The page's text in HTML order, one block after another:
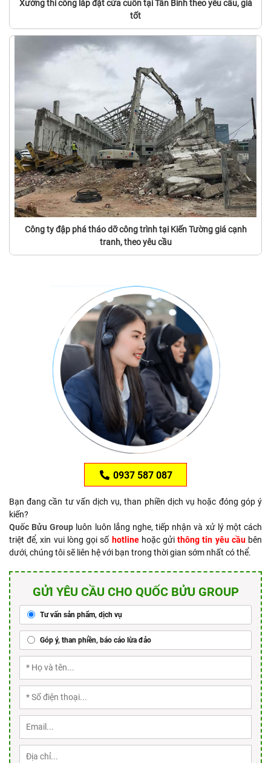
Xưởng thi công lắp đặt cửa cuốn tại Tân Bình theo yêu cầu, giá
tốt
Công ty đập phá tháo dỡ công trình tại Kiến Tường giá cạnh
tranh, theo yêu cầu
0937 587 087
Bạn đang cần tư vấn dịch vụ, than phiền dịch vụ hoặc đóng góp ý
kiến?
Quốc Bửu Group luôn luôn lắng nghe, tiếp nhận và xử lý một cách
triệt để, xin vui lòng gọi số hotlinehoặc gửithông tin yêu cầubên
dưới, chúng tôi sẽ liên hệ với bạn trong thời gian sớm nhất có thể.
GỬI YÊU CẦU CHO QUỐC BỬU GROUP
Tư vấn sản phẩm, dịch vụ
Góp ý, than phiền, báo cáo lừa đảo